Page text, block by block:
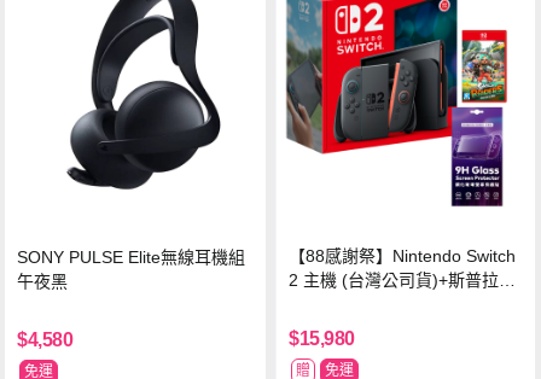
SONY PULSE Elite無線耳機組
午夜黑
$4,580
免運
【88感謝祭】Nintendo Switch
2 主機 (台灣公司貨)+斯普拉遁
$15,980
贈 免運